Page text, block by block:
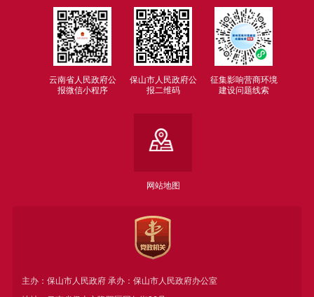
云南省人民政府公
报微信小程序
保山市人民政府公
报二维码
征集影响营商环境
建设问题线索
网站地图
主办：保山市人民政府 承办：保山市人民政府办公室